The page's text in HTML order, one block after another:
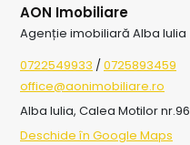
AON Imobiliare
Agenție imobiliară Alba Iulia
0722549933 /0725893459
office@aonimobiliare.ro
Alba Iulia, Calea Motilor nr.96
Deschide în Google Maps